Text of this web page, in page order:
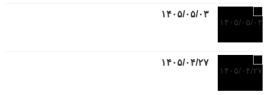
۱۴۰۵/۰۵/۰۳
۱۴۰۵/۰۴/۲۷